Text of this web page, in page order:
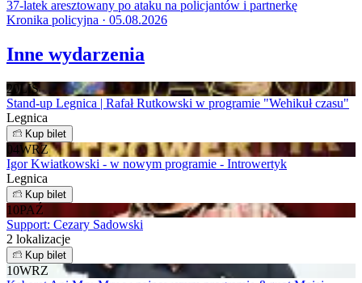
37-latek aresztowany po ataku na policjantów i partnerkę
Kronika policyjna · 05.08.2026
Inne wydarzenia
20 LIS
Stand-up Legnica | Rafał Rutkowski w programie "Wehikuł czasu"
Legnica
Kup bilet
04WRZ
Igor Kwiatkowski - w nowym programie - Introwertyk
Legnica
Kup bilet
10PAŹ
Support: Cezary Sadowski
2 lokalizacje
Kup bilet
10WRZ